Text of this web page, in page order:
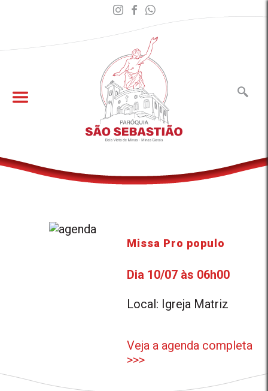
Missa Pro populo
Dia 10/07 às 06h00
Local: Igreja Matriz
Veja a agenda completa
>>>